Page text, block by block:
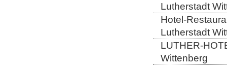
Lutherstadt
Hotel-
Lutherstadt
LUTHER-
Wittenberg